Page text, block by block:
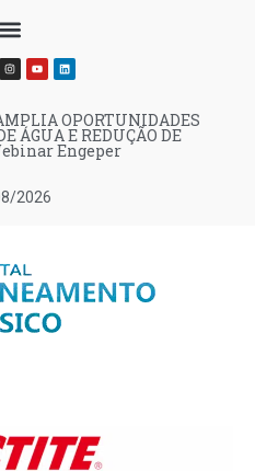
2026
OPORTUNIDADES
ÁGUA E REDUÇÃO DE
Engeper